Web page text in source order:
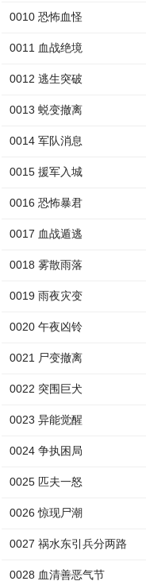
0010 恐怖血怪
0011 血战绝境
0012 逃生突破
0013 蜕变撤离
0014 军队消息
0015 援军入城
0016 恐怖暴君
0017 血战遁逃
0018 雾散雨落
0019 雨夜灾变
0020 午夜凶铃
0021 尸变撤离
0022 突围巨犬
0023 异能觉醒
0024 争执困局
0025 匹夫一怒
0026 惊现尸潮
0027 祸水东引兵分两路
0028 血清善恶气节